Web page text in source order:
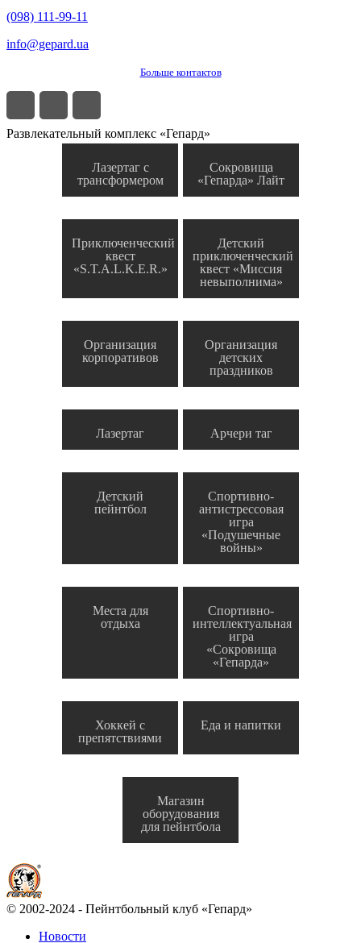
(098) 111-99-11
info@gepard.ua
Больше контактов
Развлекательный комплекс «Гепард»
Лазертаг с
трансформером
Сокровища
«Гепарда» Лайт
Приключенческий
квест
«S.T.A.L.K.E.R.»
Детский
приключенческий
квест «Миссия
невыполнима»
Организация
корпоративов
Организация
детских
праздников
Лазертаг Арчери таг
Детский
пейнтбол
Спортивно-
антистрессовая
игра
«Подушечные
войны»
Места для
отдыха
Спортивно-
интеллектуальная
игра
«Сокровища
«Гепарда»
Хоккей с
препятствиями
Еда и напитки
Магазин
оборудования
для пейнтбола
© 2002-2024 - Пейнтбольный клуб «Гепард»
Новости